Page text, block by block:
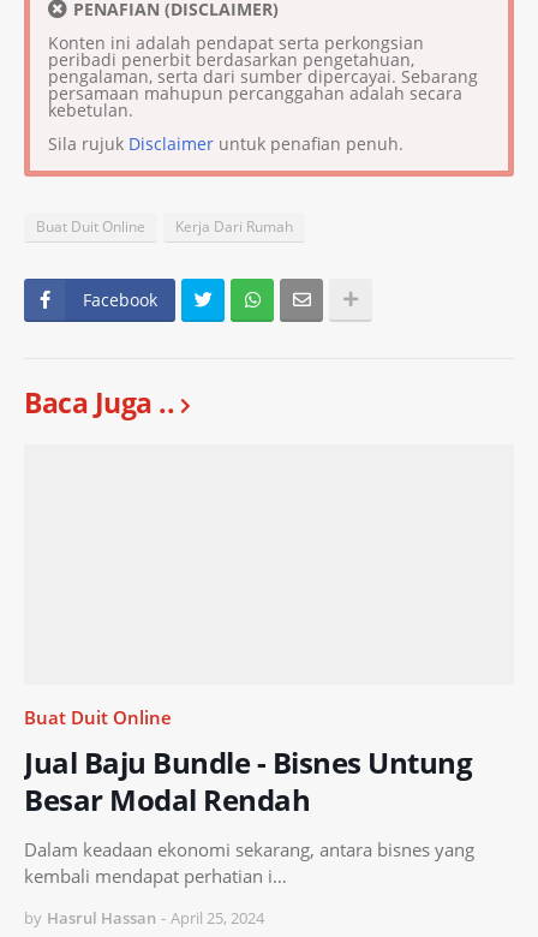
PENAFIAN (DISCLAIMER)
Konten ini adalah pendapat serta perkongsian
peribadi penerbit berdasarkan pengetahuan,
pengalaman, serta dari sumber dipercayai. Sebarang
persamaan mahupun percanggahan adalah secara
kebetulan.
Sila rujuk Disclaimer untuk penafian penuh.
Buat Duit Online Kerja Dari Rumah
Facebook
Baca Juga ..
Buat Duit Online
Jual Baju Bundle - Bisnes Untung
Besar Modal Rendah
Dalam keadaan ekonomi sekarang, antara bisnes yang
kembali mendapat perhatian i…
by Hasrul Hassan - April 25, 2024